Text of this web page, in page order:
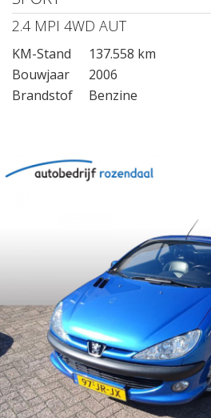
2.4 MPI 4WD AUT
KM-Stand
137.558 km
Bouwjaar
2006
Brandstof
Benzine